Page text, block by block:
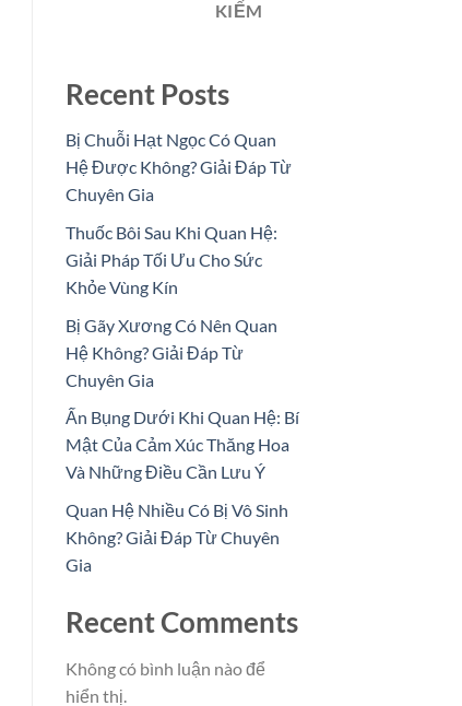
KIẾM
Recent Posts
Bị Chuỗi Hạt Ngọc Có Quan
Hệ Được Không? Giải Đáp Từ
Chuyên Gia
Thuốc Bôi Sau Khi Quan Hệ:
Giải Pháp Tối Ưu Cho Sức
Khỏe Vùng Kín
Bị Gãy Xương Có Nên Quan
Hệ Không? Giải Đáp Từ
Chuyên Gia
Ấn Bụng Dưới Khi Quan Hệ: Bí
Mật Của Cảm Xúc Thăng Hoa
Và Những Điều Cần Lưu Ý
Quan Hệ Nhiều Có Bị Vô Sinh
Không? Giải Đáp Từ Chuyên
Gia
Recent Comments
Không có bình luận nào để
hiển thị.